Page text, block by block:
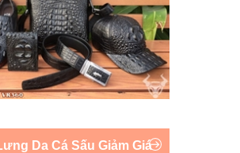
Da Cá Sấu Giảm Giá